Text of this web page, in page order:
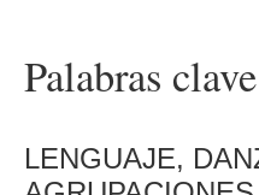
Palabras clave
LENGUAJE,